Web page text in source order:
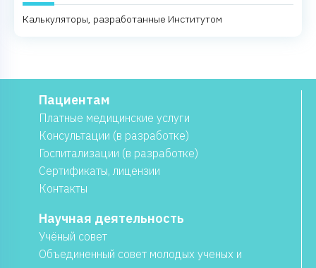
Калькуляторы, разработанные Институтом
Пациентам
Платные медицинские услуги
Консультации (в разработке)
Госпитализации (в разработке)
Сертификаты, лицензии
Контакты
Научная деятельность
Учёный совет
Объединенный совет молодых ученых и